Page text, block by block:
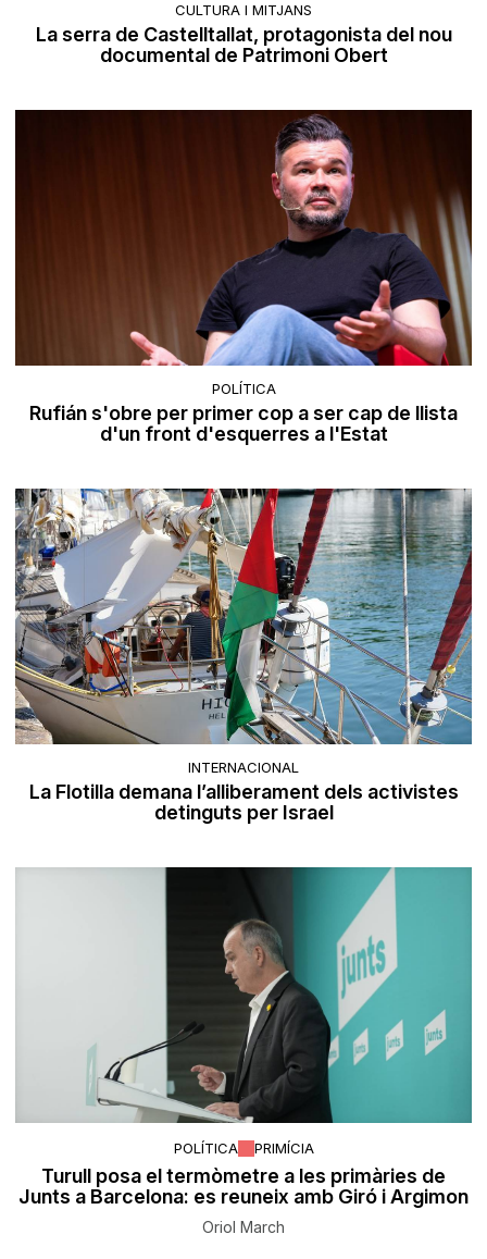
CULTURA I MITJANS
La serra de Castelltallat, protagonista del nou
documental de Patrimoni Obert
POLÍTICA
Rufián s'obre per primer cop a ser cap de llista
d'un front d'esquerres a l'Estat
INTERNACIONAL
La Flotilla demana l’alliberament dels activistes
detinguts per Israel
POLÍTICA PRIMÍCIA
Turull posa el termòmetre a les primàries de
Junts a Barcelona: es reuneix amb Giró i Argimon
Oriol March